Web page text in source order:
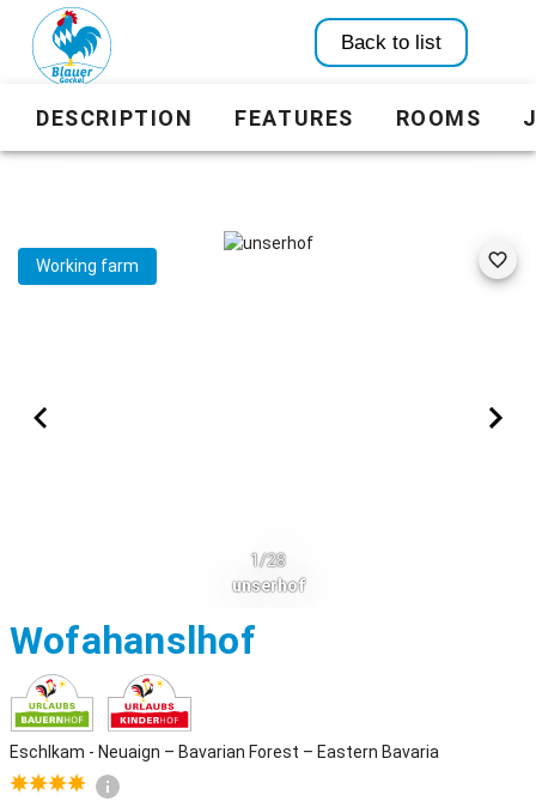
Back to list
DESCRIPTION FEATURES ROOMS
Working farm
1/28
unserhof
WofahanslhofEschlkam -
Eschlkam - Neuaign – Bavarian Forest – Eastern Bavaria